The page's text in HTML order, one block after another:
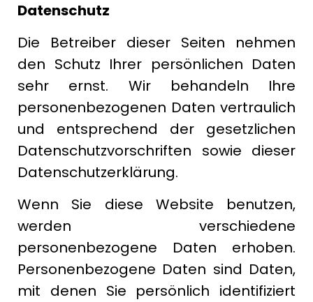
Datenschutz
Die Betreiber dieser Seiten nehmen
den Schutz Ihrer persönlichen Daten
sehr ernst. Wir behandeln Ihre
personenbezogenen Daten vertraulich
und entsprechend der gesetzlichen
Datenschutzvorschriften sowie dieser
Datenschutzerklärung.
Wenn Sie diese Website benutzen,
werden verschiedene
personenbezogene Daten erhoben.
Personenbezogene Daten sind Daten,
mit denen Sie persönlich identifiziert